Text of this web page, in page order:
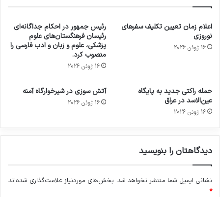
اعلام زمان تعیین تکلیف سفرهای
نوروزی
16 ژوئن 2026
رئیس جمهور در احکام جداگانه‌ای
رئیسان فرهنگستان‌های علوم
پزشکی، علوم و زبان و ادب فارسی را
منصوب کرد.
16 ژوئن 2026
حمله راکتی جدید به پایگاه
عین‌الاسد در عراق
16 ژوئن 2026
آتش سوزی در شیرخوارگاه آمنه
16 ژوئن 2026
دیدگاهتان را بنویسید
نشانی ایمیل شما منتشر نخواهد شد. بخش‌های موردنیاز علامت‌گذاری شده‌اند
*